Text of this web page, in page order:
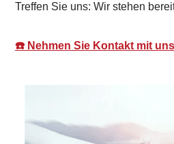
Treffen Sie uns: Wir stehen
☎️ Nehmen Sie Kontakt mit